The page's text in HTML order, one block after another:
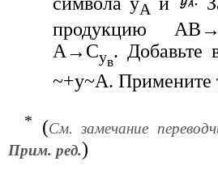
A
продукцию
A→Cyв
. Добавьте
~+у~А. Примените
* (См. замечание
Прим. ред.)